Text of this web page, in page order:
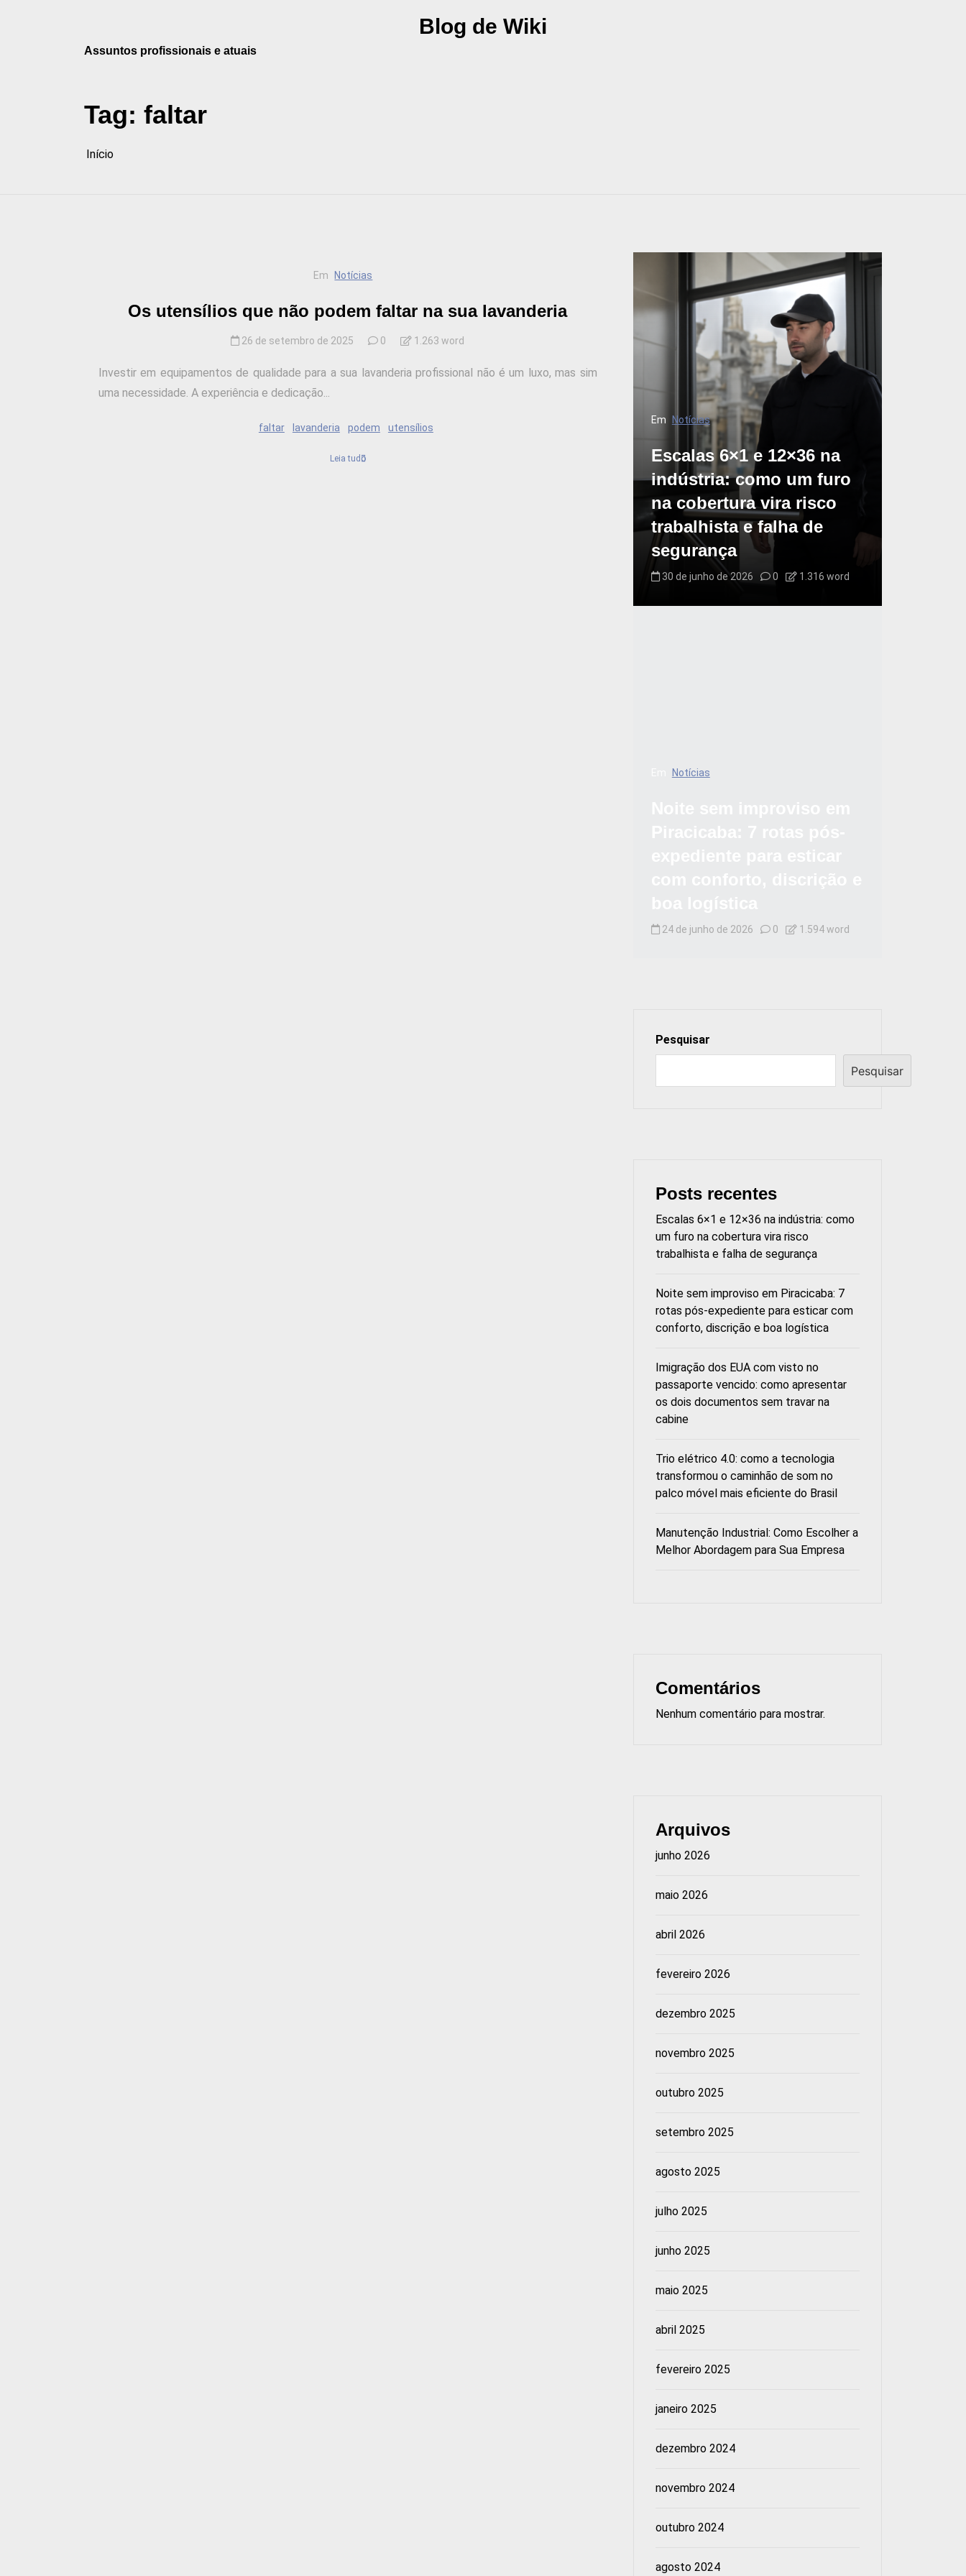
Blog de Wiki
Assuntos profissionais e atuais
Tag: faltar
Início
Em Notícias
Os utensílios que não podem faltar na sua lavanderia
26 de setembro de 2025 0 1.263 word
Investir em equipamentos de qualidade para a sua lavanderia profissional não é um luxo, mas sim
uma necessidade. A experiência e dedicação...
faltar lavanderia podem utensílios
Leia tudo
Em Notícias
Escalas 6×1 e 12×36 na
indústria: como um furo
na cobertura vira risco
trabalhista e falha de
segurança
30 de junho de 2026 0 1.316 word
Notícias
24 de junho de 2026 0 1.594 word
Pesquisar
Pesquisar
Posts recentes
Escalas 6×1 e 12×36 na indústria: como
um furo na cobertura vira risco
trabalhista e falha de segurança
Noite sem improviso em Piracicaba: 7
rotas pós-expediente para esticar com
conforto, discrição e boa logística
Imigração dos EUA com visto no
passaporte vencido: como apresentar
os dois documentos sem travar na
cabine
Trio elétrico 4.0: como a tecnologia
transformou o caminhão de som no
palco móvel mais eficiente do Brasil
Manutenção Industrial: Como Escolher a
Melhor Abordagem para Sua Empresa
Comentários
Nenhum comentário para mostrar.
Arquivos
junho 2026
maio 2026
abril 2026
fevereiro 2026
dezembro 2025
novembro 2025
outubro 2025
setembro 2025
agosto 2025
julho 2025
junho 2025
maio 2025
abril 2025
fevereiro 2025
janeiro 2025
dezembro 2024
novembro 2024
outubro 2024
agosto 2024